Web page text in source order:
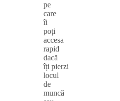
pe
care
îi
poți
accesa
rapid
dacă
îți pierzi
locul
de
muncă